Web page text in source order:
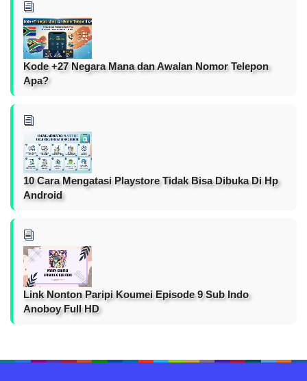
Kode +27 Negara Mana dan Awalan Nomor Telepon
Apa?
10 Cara Mengatasi Playstore Tidak Bisa Dibuka Di Hp
Android
Link Nonton Paripi Koumei Episode 9 Sub Indo
Anoboy Full HD